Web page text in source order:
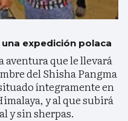
expedición polaca
aventura que le llevará
del Shisha Pangma
íntegramente en
y al que subirá
y sin sherpas.